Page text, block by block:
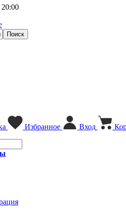
20:00
Избранное Вход